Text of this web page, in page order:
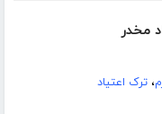
مخدر
،ترک اعتیاد